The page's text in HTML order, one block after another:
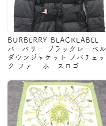
BURBERRY BLACKLABEL
バーバリー ブラックレーベル
ダウンジャケット ノバチェッ
ク ファー ホースロゴ